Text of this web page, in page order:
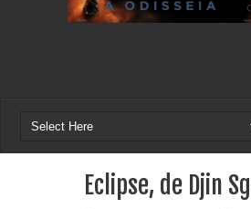
Eclipse, de Djin